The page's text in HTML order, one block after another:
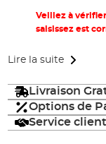
Veillez à
saisissez est
Lire la suite
Livraison
Options de
Service